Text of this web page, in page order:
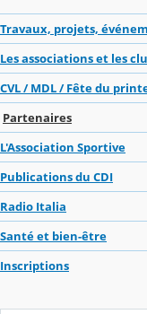
Travaux, projets,
Les associations et les
CVL / MDL / Fête du
Partenaires
L'Association Sportive
Publications du CDI
Radio Italia
Santé et bien-être
Inscriptions